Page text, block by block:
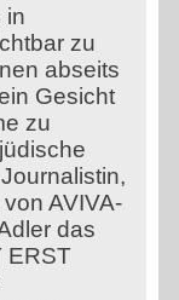
in
zu
abseits
Gesicht
zu
AVIVA-
das
ERST